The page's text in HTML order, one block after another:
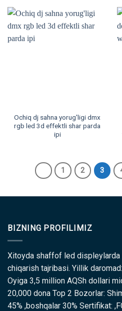
Ochiq dj sahna yorug'ligi dmx
rgb led 3d effektli shar parda
ipi
1 2 3
BIZNING PROFILIMIZ
Xitoyda shaffof led
chiqarish tajribasi. Yillik
Oyiga 3,5 million AQSh dollari
20,000 dona Top 2 Bozorlar:
45% ,boshqalar 30% Sertifikat: